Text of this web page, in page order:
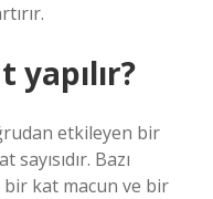
yapılır?
etkileyen bir
Bazı
bir kat macun ve bir